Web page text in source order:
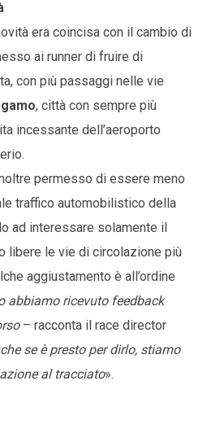
era coincisa con il cambio di
ai runner di fruire di
con più passaggi nelle vie
, città con sempre più
incessante dell’aeroporto
permesso di essere meno
traffico automobilistico della
ad interessare solamente il
libere le vie di circolazione più
aggiustamento è all’ordine
abbiamo ricevuto feedback
– racconta il race director
se è presto per dirlo, stiamo
al tracciato».